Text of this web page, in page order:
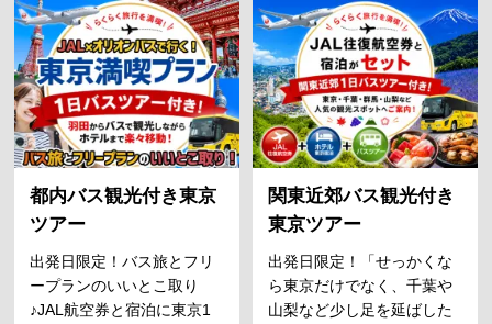
都内バス観光付き東京
ツアー
出発日限定！バス旅とフリ
ープランのいいとこ取り
♪JAL航空券と宿泊に東京1
関東近郊バス観光付き
東京ツアー
出発日限定！「せっかくな
ら東京だけでなく、千葉や
山梨など少し足を延ばした